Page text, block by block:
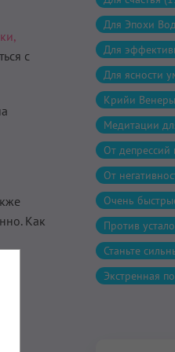
с
Как
Для Эпохи
Для
Для ясности
Крийи
Медитации
От
От
Очень
Против
Станьте
Экстренная